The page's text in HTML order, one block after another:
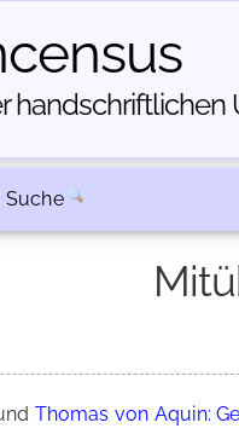
Suche
Thomas von Aquin: